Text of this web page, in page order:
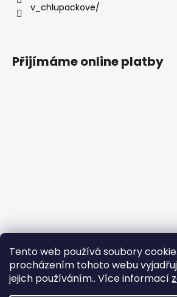
Tento web používá soubory
procházením tohoto webu
jejich používáním.. Více informací
v_chlupackove/
Přijímáme online platby